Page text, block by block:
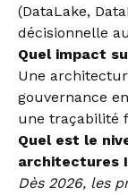
(DataLake,
décisionnelle
Quel impact
Une
gouvernance
une traçabilité
Quel est le
architectures
Dès 2026, les